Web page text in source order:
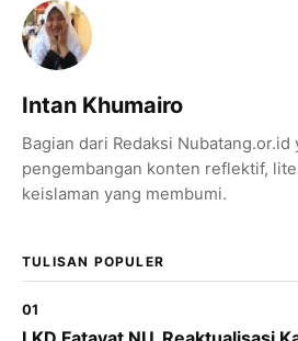
Intan Khumairo
Bagian dari Redaksi
pengembangan konten reflektif,
keislaman yang membumi.
TULISAN POPULER
01